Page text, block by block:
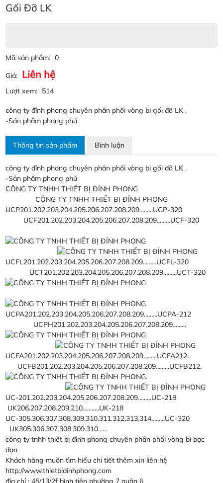
Gối Đỡ LK
Mã sản phẩm: 0
Giá: Liên hệ
Lượt xem: 514
công ty đỉnh phong chuyên phân phối vòng bi gối đỡ LK ,
-Sản phẩm phong phú
Thông tin sản phẩm Bình luận
công ty đỉnh phong chuyên phân phối vòng bi gối đỡ LK ,
-Sản phẩm phong phú
UCP201.202.203.204.205.206.207.208.209.........UCP-320
UCF201.202.203.204.205.206.207.208.209.........UCF-320
UCFL201.202.203.204.205.206.207.208.209.........UCFL-320
UCT201.202.203.204.205.206.207.208.209.........UCT-320
UCPA201.202.203.204.205.206.207.208.209.........UCPA-212
UCPH201.202.203.204.205.206.207.208.209.........
UCFA201.202.203.204.205.206.207.208.209.........UCFA212.
UCFB201.202.203.204.205.206.207.208.209.........UCFB212.
.
UC-201.202.203.204.205.206.207.208.209.........UC-218
UK206.207.208.209.210...........UK-218
UC-305.306.307.308.309.310.311.312.313.314.........UC-320
UK305.306.307.308.309.310......
công ty tnhh thiết bị đỉnh phong chuyên phân phối vòng bi bạc
đạn
Khách hàng muốn tìm hiểu chi tiết thêm xin liên hệ
http://www.thietbidinhphong.com
địa chỉ : 45/13/2f bình tiên phường 7 quận 6